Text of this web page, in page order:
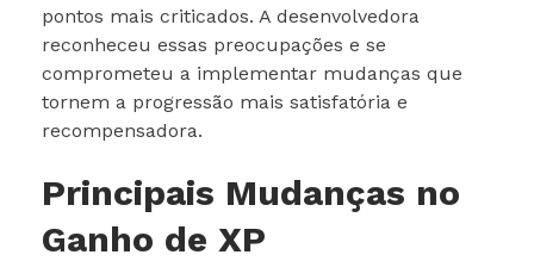
pontos mais criticados. A desenvolvedora
reconheceu essas preocupações e se
comprometeu a implementar mudanças que
tornem a progressão mais satisfatória e
recompensadora.
Principais Mudanças no
Ganho de XP